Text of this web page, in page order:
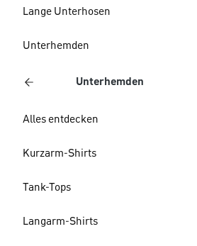
Lange Unterhosen
Unterhemden
Unterhemden
Alles entdecken
Kurzarm-Shirts
Tank-Tops
Langarm-Shirts